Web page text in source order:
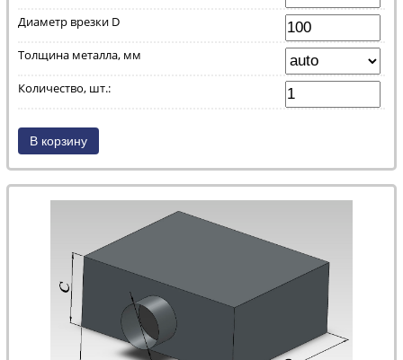
Диаметр врезки D
Толщина металла, мм
Количество, шт.: